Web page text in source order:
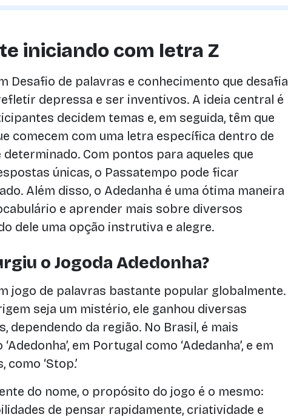
iniciando com letra Z
Desafio de palavras e conhecimento que desafia
depressa e ser inventivos. A ideia central é
decidem temas e, em seguida, têm que
comecem com uma letra específica dentro de
Com pontos para aqueles que
únicas, o Passatempo pode ficar
Além disso, o Adedanha é uma ótima maneira
e aprender mais sobre diversos
dele uma opção instrutiva e alegre.
o Jogoda Adedonha?
jogo de palavras bastante popular globalmente.
seja um mistério, ele ganhou diversas
dependendo da região. No Brasil, é mais
em Portugal como ‘Adedanha’, e em
‘Stop.’
do nome, o propósito do jogo é o mesmo:
de pensar rapidamente, criatividade e